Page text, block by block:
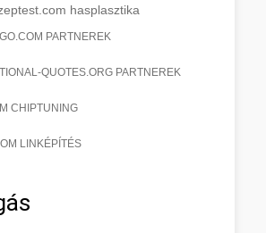
hasplasztika
PARTNEREK
QUOTES.ORG PARTNEREK
CHIPTUNING
LINKÉPÍTÉS